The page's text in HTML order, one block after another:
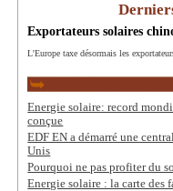
Exportateurs solaires
L'Europe taxe désormais les
Energie solaire: record
conçue
EDF EN a démarré une
Unis
Pourquoi ne pas profiter du
Energie solaire : la carte des